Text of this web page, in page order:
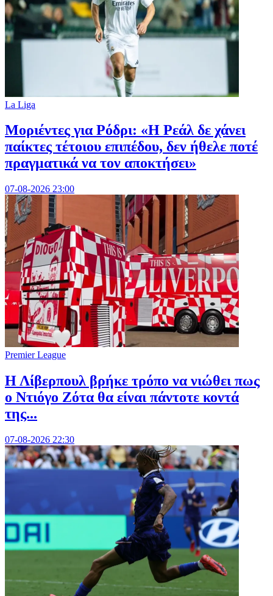
La Liga
Μοριέντες για Ρόδρι: «Η Ρεάλ δε χάνει
παίκτες τέτοιου επιπέδου, δεν ήθελε ποτέ
πραγματικά να τον αποκτήσει»
07-08-2026 23:00
Premier League
Η Λίβερπουλ βρήκε τρόπο να νιώθει πως
ο Ντιόγο Ζότα θα είναι πάντοτε κοντά
της...
07-08-2026 22:30